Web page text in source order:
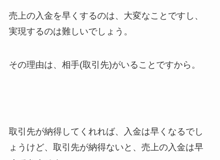
売上の入金を早くするのは、大変なことですし、
実現するのは難しいでしょう。
その理由は、相手(取引先)がいることですから。
取引先が納得してくれれば、入金は早くなるでし
ょうけど、取引先が納得ないと、売上の入金は早